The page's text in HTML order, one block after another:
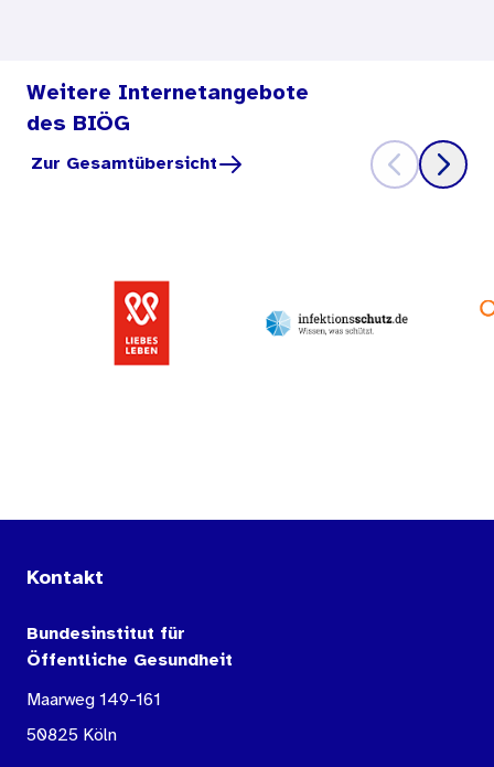
Weitere Internetangebote
des BIÖG
Zur Gesamtübersicht
Kontakt
Bundesinstitut für
Öffentliche Gesundheit
Maarweg 149-161
50825 Köln